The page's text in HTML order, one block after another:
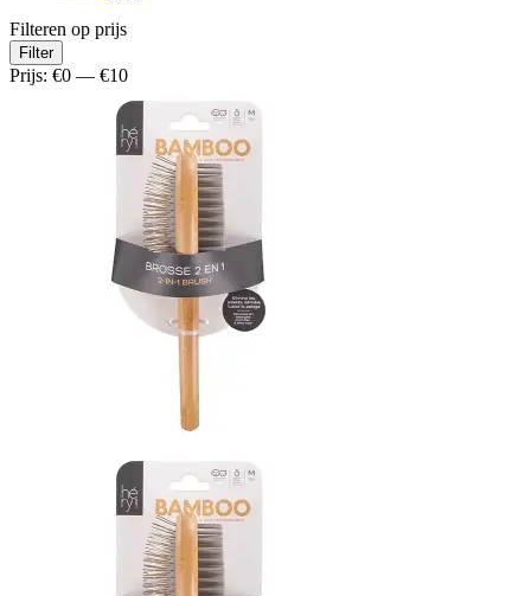
Filteren op prijs
Min.
prijs
Max.
prijs
Filter
Prijs: €0 — €10